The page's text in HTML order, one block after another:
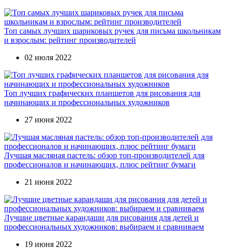
Топ самых лучших шариковых ручек для письма школьникам
и взрослым: рейтинг производителей
02 июля 2022
Топ лучших графических планшетов для рисования для
начинающих и профессиональных художников
27 июня 2022
Лучшая масляная пастель: обзор топ-производителей для
профессионалов и начинающих, плюс рейтинг бумаги
21 июня 2022
Лучшие цветные карандаши для рисования для детей и
профессиональных художников: выбираем и сравниваем
19 июня 2022